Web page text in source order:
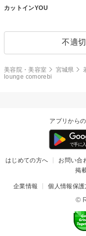
カットインYOU
不適
美容院・美容室 宮城県
lounge comorebi
アプリから
はじめての方へ お問い合
掲
企業情報 個人情報保護
©